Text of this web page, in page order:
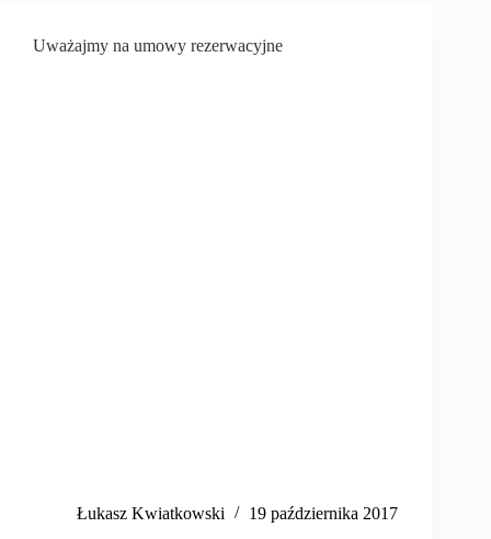
Uważajmy na umowy rezerwacyjne
​Łukasz Kwiatkowski 19 października 2017